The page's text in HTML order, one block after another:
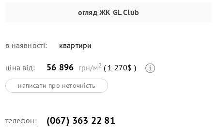
оглядЖК GL Club
в наявності: квартири
ціна від: 56 896 грн/м2 ( 1 270$ )
написати про неточність
телефон: (067) 363 22 81